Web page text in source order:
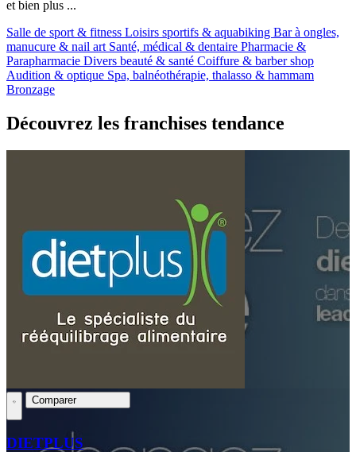
et bien plus ...
Salle de sport & fitness Loisirs sportifs & aquabiking Bar à ongles,
manucure & nail art Santé, médical & dentaire Pharmacie &
Parapharmacie Divers beauté & santé Coiffure & barber shop
Audition & optique Spa, balnéothérapie, thalasso & hammam
Bronzage
Découvrez les franchises tendance
Comparer
DIETPLUS